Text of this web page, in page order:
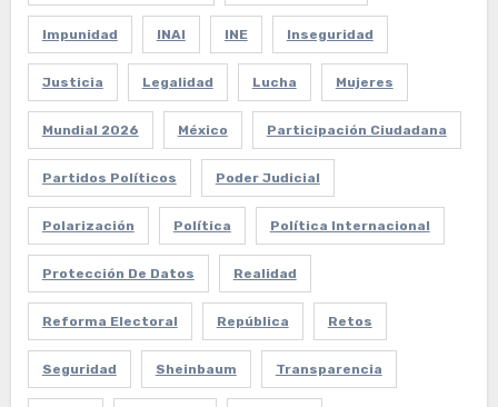
Impunidad INAI INE Inseguridad
Justicia Legalidad Lucha Mujeres
Mundial 2026 México Participación Ciudadana
Partidos Políticos Poder Judicial
Polarización Política Política Internacional
Protección De Datos Realidad
Reforma Electoral República Retos
Seguridad Sheinbaum Transparencia